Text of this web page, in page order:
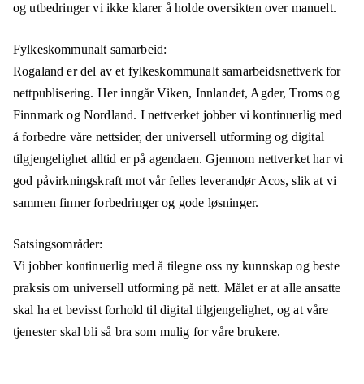
og utbedringer vi ikke klarer å holde oversikten over manuelt.
Fylkeskommunalt samarbeid:
Rogaland er del av et fylkeskommunalt samarbeidsnettverk for
nettpublisering. Her inngår Viken, Innlandet, Agder, Troms og
Finnmark og Nordland. I nettverket jobber vi kontinuerlig med
å forbedre våre nettsider, der universell utforming og digital
tilgjengelighet alltid er på agendaen. Gjennom nettverket har vi
god påvirkningskraft mot vår felles leverandør Acos, slik at vi
sammen finner forbedringer og gode løsninger.
Satsingsområder:
Vi jobber kontinuerlig med å tilegne oss ny kunnskap og beste
praksis om universell utforming på nett. Målet er at alle ansatte
skal ha et bevisst forhold til digital tilgjengelighet, og at våre
tjenester skal bli så bra som mulig for våre brukere.